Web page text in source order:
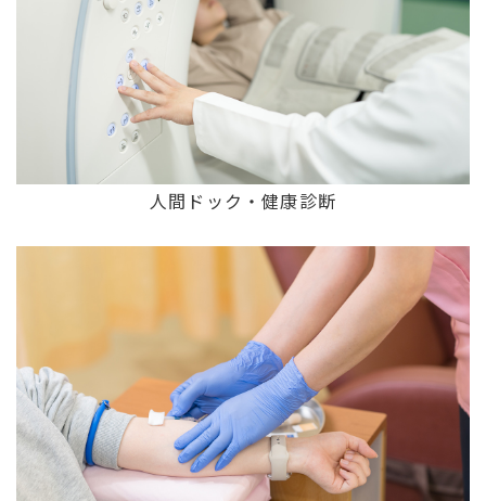
人間ドック・健康診断